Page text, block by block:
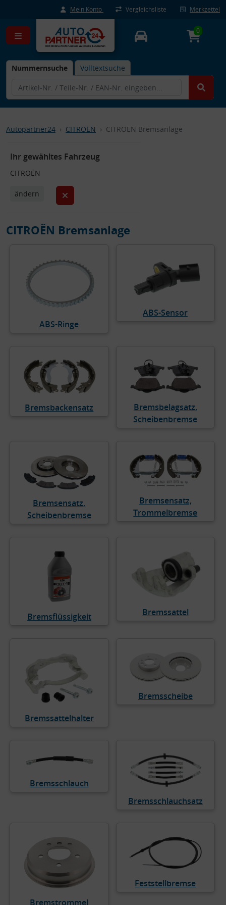
Mein Konto Vergleichsliste Merkzettel
Nummernsuche Volltextsuche
0
Autopartner24 CITROËN CITROËN Bremsanlage
Ihr gewähltes Fahrzeug
CITROËN
ändern
CITROËN Bremsanlage
ABS-Ringe
ABS-Sensor
Bremsbackensatz
Bremsbelagsatz,
Scheibenbremse
Bremsensatz,
Scheibenbremse
Bremsensatz,
Trommelbremse
Bremsflüssigkeit Bremssattel
Bremssattelhalter
Bremsscheibe
Bremsschlauch
Bremsschlauchsatz
Bremstrommel
Feststellbremse